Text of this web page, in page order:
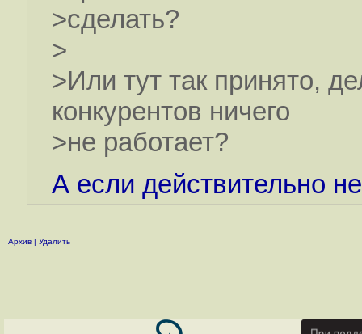
>сделать?
>
>Или тут так принято,
конкурентов ничего
>не работает?
А если действительно
Архив | Удалить